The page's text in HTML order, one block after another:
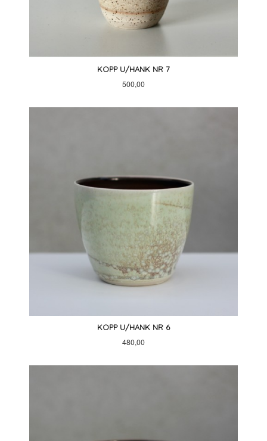
KOPP U/HANK NR 7
Pris
500,00
KOPP U/HANK NR 6
Pris
480,00